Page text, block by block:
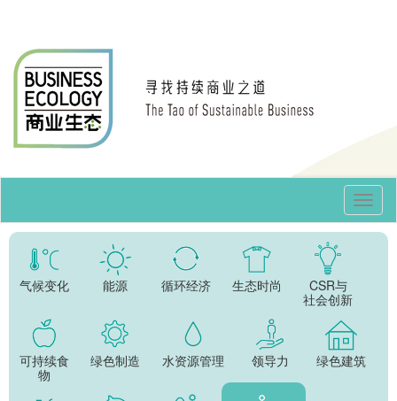
气候变化 能源 循环经济 生态时尚
CSR与
社会创新
可持续食
物
绿色制造 水资源管理 领导力 绿色建筑